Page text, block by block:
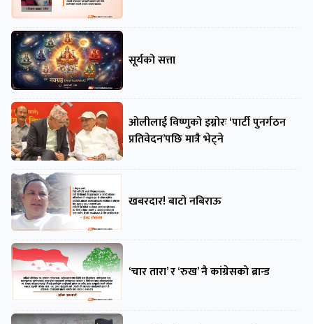
सूर्यको सत्ता
ओलीलाई विष्णुको इग्नोरः ‘पार्टी पुनर्गठन
प्रतिवेदन’पछि मात्रै भेट्ने
खबरदार! बाटो नबिराऊ
‘चार तारा’ र ‘रुख’ नै कांग्रेसको ब्रान्ड